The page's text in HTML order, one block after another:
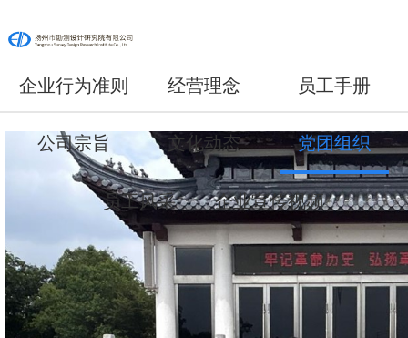
企业行为准则 经营理念 员工手册
公司宗旨 文化动态 党团组织
员工风采 企业宣传视频